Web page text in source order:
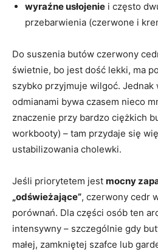
wyraźne usłojenie i często
przebarwienia (czerwone i
Do suszenia butów czerwony
świetnie, bo jest dość lekki, ma
szybko przyjmuje wilgoć. Jednak
odmianami bywa czasem nieco
znaczenie przy bardzo ciężkich
workbooty) – tam przydaje się
ustabilizowania cholewki.
Jeśli priorytetem jest mocny
„odświeżające”, czerwony cedr
porównań. Dla części osób ten
intensywny – szczególnie gdy
małej, zamkniętej szafce lub